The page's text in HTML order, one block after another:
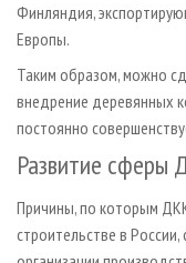
Финляндия,
Европы.
Таким образом, можно
внедрение деревянных
постоянно
Развитие сферы
Причины, по которым
строительстве в